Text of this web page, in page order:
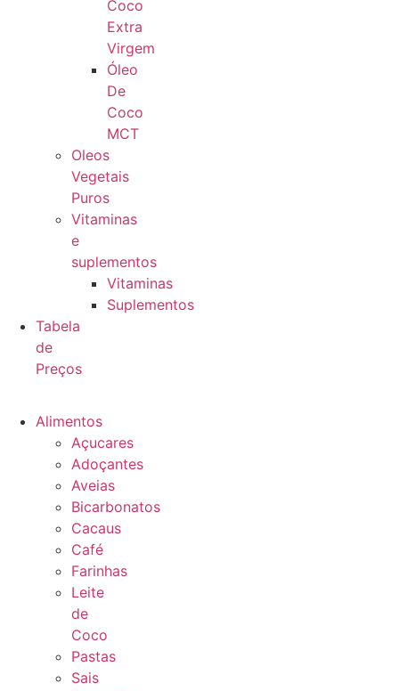
Coco
Extra
Virgem
Óleo
De
Coco
MCT
Oleos
Vegetais
Puros
Vitaminas
e
suplementos
Vitaminas
Suplementos
Tabela
de
Preços
Alimentos
Açucares
Adoçantes
Aveias
Bicarbonatos
Cacaus
Café
Farinhas
Leite
de
Coco
Pastas
Sais